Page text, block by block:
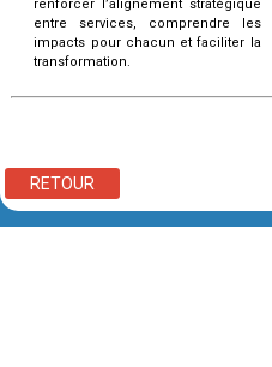
renforcer l’alignement stratégique
entre services, comprendre les
impacts pour chacun et faciliter la
transformation.
RETOUR